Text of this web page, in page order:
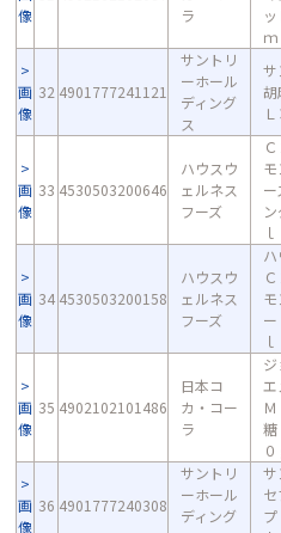
像
ラ
ｍ
画
像
32 4901777241121
サントリ
ーホール
ディング
ス
画
像
33 4530503200646
ハウスウ
ェルネス
フーズ
ｌ
画
像
34 4530503200158
ハウスウ
ェルネス
フーズ
ｌ
画
像
35 4902102101486
日本コ
カ・コー
ラ
エ
画
像
36 4901777240308
サントリ
ーホール
ディング